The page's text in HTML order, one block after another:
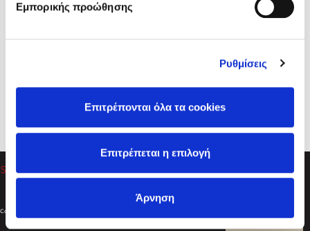
Εμπορικής προώθησης
Ρυθμίσεις
Επιτρέπονται όλα τα cookies
Επιτρέπεται η επιλογή
Άρνηση
Sebastian Fitzek
Playlist
Στέφανος Ξενάκης
Φίλτρα
Υπηρεσίες
Βοήθεια
Ακολουθήστε μας
Copyright © 2026
Created by